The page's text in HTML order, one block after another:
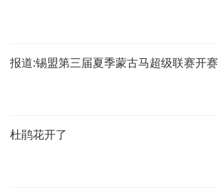
报道:锡盟第三届夏季蒙古马超级联赛开赛
杜鹃花开了